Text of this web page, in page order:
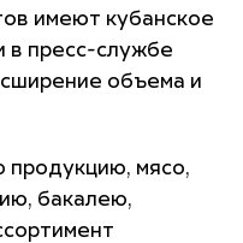
имеют кубанское
в пресс-службе
объема и
продукцию, мясо,
бакалею,